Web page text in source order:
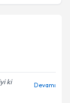
ki
Devamı